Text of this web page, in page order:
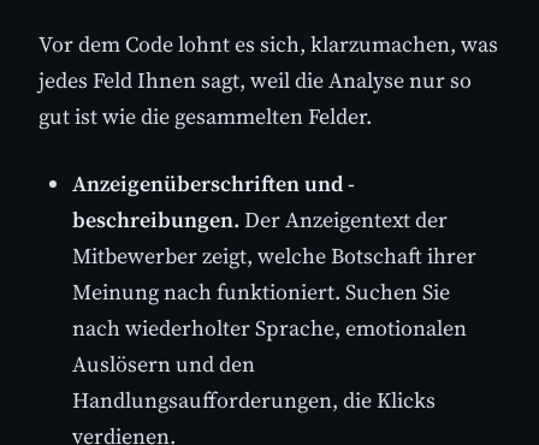
Vor dem Code lohnt es sich, klarzumachen, was
jedes Feld Ihnen sagt, weil die Analyse nur so
gut ist wie die gesammelten Felder.
Anzeigenüberschriften und -
beschreibungen. Der Anzeigentext der
Mitbewerber zeigt, welche Botschaft ihrer
Meinung nach funktioniert. Suchen Sie
nach wiederholter Sprache, emotionalen
Auslösern und den
Handlungsaufforderungen, die Klicks
verdienen.